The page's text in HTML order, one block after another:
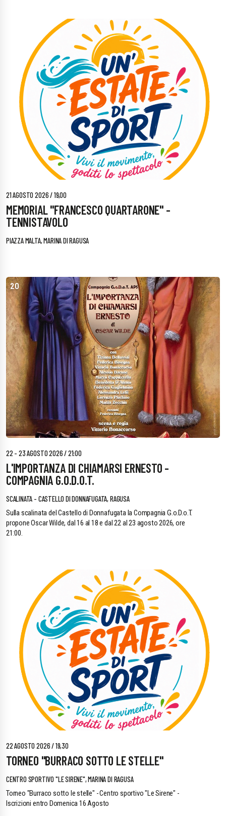
21 AGOSTO 2026 / 19,00
MEMORIAL "FRANCESCO QUARTARONE" -
TENNISTAVOLO
PIAZZA MALTA, MARINA DI RAGUSA
20
22 - 23 AGOSTO 2026 / 21:00
L'IMPORTANZA DI CHIAMARSI ERNESTO -
COMPAGNIA G.O.D.O.T.
SCALINATA - CASTELLO DI DONNAFUGATA, RAGUSA
Sulla scalinata del Castello di Donnafugata la Compagnia G.o.D.o.T.
propone Oscar Wilde, dal 16 al 18 e dal 22 al 23 agosto 2026, ore
21:00.
22 AGOSTO 2026 / 19,30
TORNEO "BURRACO SOTTO LE STELLE"
CENTRO SPORTIVO "LE SIRENE", MARINA DI RAGUSA
Torneo "Burraco sotto le stelle" - Centro sportivo "Le Sirene" -
Iscrizioni entro Domenica 16 Agosto